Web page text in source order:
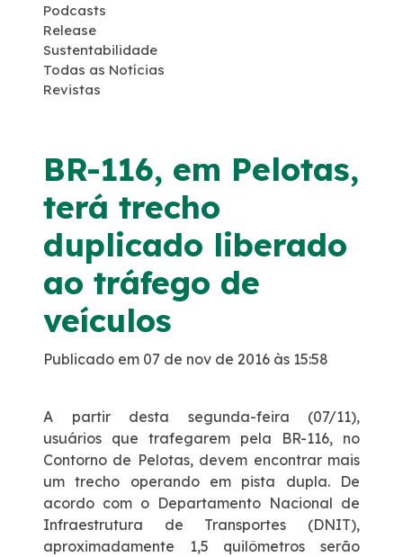
SAU's
Carta ao Usuário
Notícias
Podcasts
Sustentabilidade
Projetos Socioambientais
Política de Gestão Integrada
Certificações
Podcasts
Release
Sustentabilidade
Todas as Notícias
Revistas
BR-116, em Pelotas,
terá trecho
duplicado liberado
ao tráfego de
veículos
Publicado em 07 de nov de 2016 às 15:58
A partir desta segunda-feira (07/11),
usuários que trafegarem pela BR-116, no
Contorno de Pelotas, devem encontrar mais
um trecho operando em pista dupla. De
acordo com o Departamento Nacional de
Infraestrutura de Transportes (DNIT),
aproximadamente 1,5 quilômetros serão